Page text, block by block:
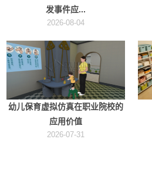
发事件应...
2026-08-04
幼儿保育虚拟仿真在职业院校的
应用价值
2026-07-31